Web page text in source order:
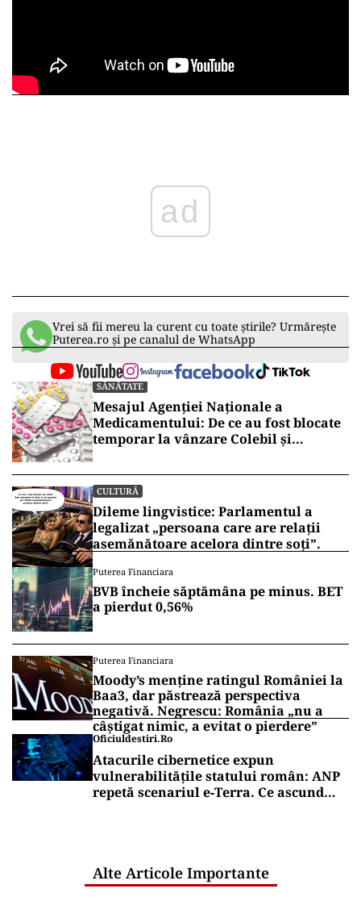
ad
Vrei să fii mereu la curent cu toate știrile? Urmărește
Puterea.ro și pe canalul de WhatsApp
SĂNĂTATE
Mesajul Agenției Naționale a
Medicamentului: De ce au fost blocate
temporar la vânzare Colebil și
CULTURĂ
Dileme lingvistice: Parlamentul a
legalizat „persoana care are relații
asemănătoare acelora dintre soți”.
Puterea Financiara
BVB încheie săptămâna pe minus. BET
a pierdut 0,56%
Puterea Financiara
Moody’s menține ratingul României la
Baa3, dar păstrează perspectiva
negativă. Negrescu: România „nu a
câștigat nimic, a evitat o pierdere”
Oficiuldestiri.ro
Atacurile cibernetice expun
vulnerabilitățile statului român: ANP
repetă scenariul e‑Terra. Ce ascund
Alte Articole Importante